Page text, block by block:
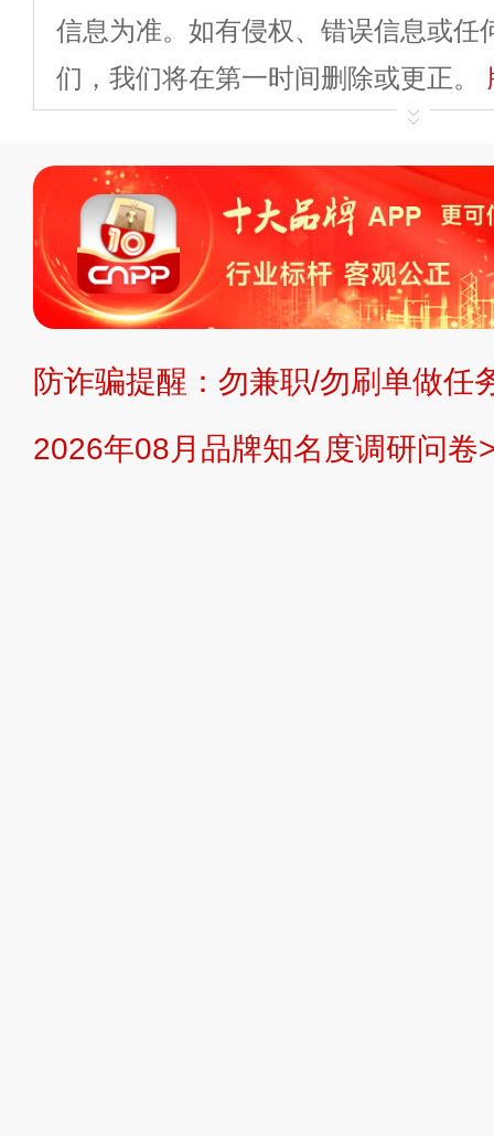
信息为准。如有侵权、错误信息或任
们，我们将在第一时间删除或更正。
平台自有内容（文字
标、LOGO 等）知识产权归本站所
复制、转载、商用。本站不生产产
不代理、不招商、不提供中介服务。
持投资购买的观点或意见，页面信息
提交说明： 快速提交发布>> 提交品
防诈骗提醒：勿兼职/勿刷单做任
2026年08月品牌知名度调研问卷